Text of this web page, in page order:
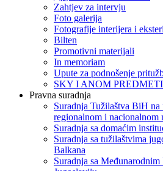
Zahtjev za intervju
Foto galerija
Fotografije interijera i
Bilten
Promotivni materijali
In memoriam
Upute za podnošenje
SKY I ANOM PREDMETI
Pravna suradnja
Suradnja Tužilaštva BiH na
regionalnom i nacionalnom
Suradnja sa domaćim
Suradnja sa tužilaštvima
Balkana
Suradnja sa